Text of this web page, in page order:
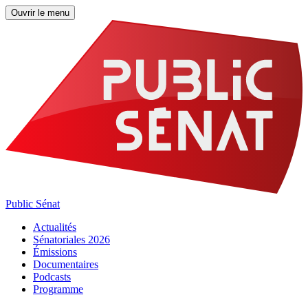
Ouvrir le menu
Public Sénat
Actualités
Sénatoriales 2026
Émissions
Documentaires
Podcasts
Programme